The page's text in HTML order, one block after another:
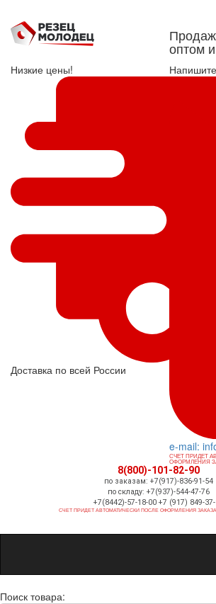
оптом
Низкие цены!
Доставка по всей России
e-mail:
СЧЕТ ПРИДЕТ
ОФОРМЛЕНИЯ
8(800)-101-82-90
по заказам: +7(917)-836-91-54
по складу: +7(937)-544-47-76
+7(8442)-57-18-00 +7 (917) 849-
СЧЕТ ПРИДЕТ АВТОМАТИЧЕСКИ ПОСЛЕ ОФОРМЛЕНИЯ
Поиск товара: